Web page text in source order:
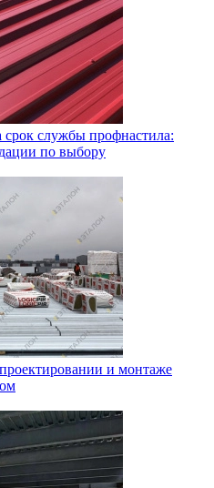
службы профнастила:
по выбору
и монтаже